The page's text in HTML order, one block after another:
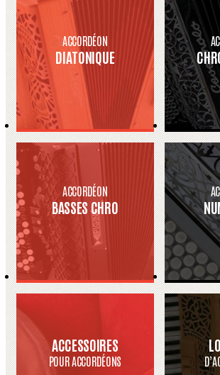
ACCORDÉON
DIATONIQUE
ACCORDÉON
BASSES CHRO
ACCESSOIRES
POUR ACCORDÉONS